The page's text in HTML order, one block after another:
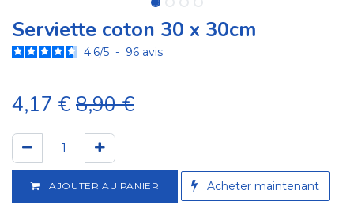
Serviette coton 30 x 30cm
4.6/5 - 96 avis
4,17 € 8,90€
AJOUTER AU PANIER A​cheter maintenant